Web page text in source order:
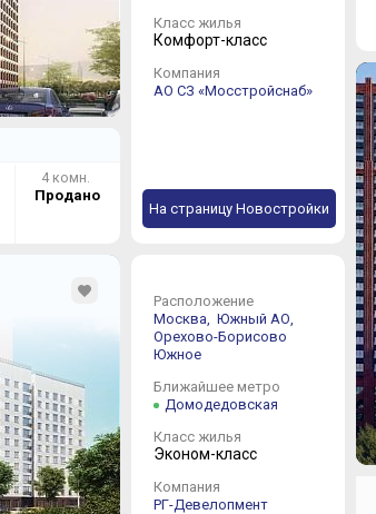
4 комн.
Продано
Класс жилья
Комфорт-класс
Компания
АО СЗ «Мосстройснаб»
На страницу Новостройки
Расположение
Москва, Южный АО,
Орехово-Борисово
Южное
Ближайшее метро
Домодедовская
Класс жилья
Эконом-класс
Компания
РГ-Девелопмент